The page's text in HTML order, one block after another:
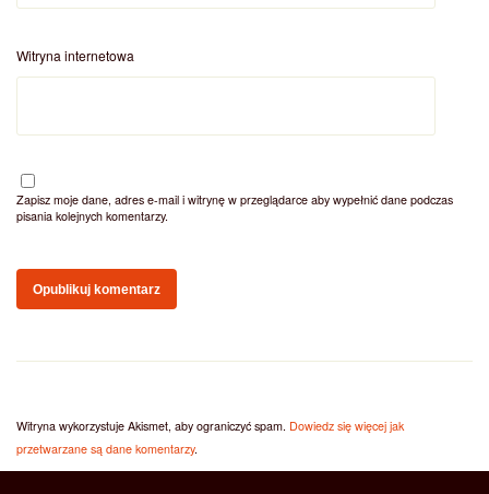
Witryna internetowa
Zapisz moje dane, adres e-mail i witrynę w przeglądarce aby wypełnić dane podczas
pisania kolejnych komentarzy.
Witryna wykorzystuje Akismet, aby ograniczyć spam. Dowiedz się więcej jak
przetwarzane są dane komentarzy.